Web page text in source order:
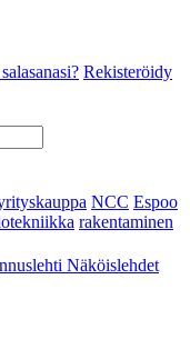
Rekisteröidy
NCC Espoo
rakentaminen
Näköislehdet